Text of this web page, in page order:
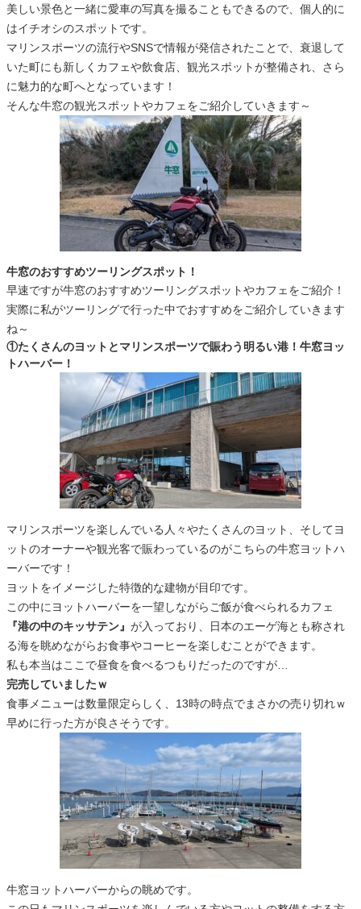
美しい景色と一緒に愛車の写真を撮ることもできるので、個人的に
はイチオシのスポットです。
マリンスポーツの流行やSNSで情報が発信されたことで、衰退して
いた町にも新しくカフェや飲食店、観光スポットが整備され、さら
に魅力的な町へとなっています！
そんな牛窓の観光スポットやカフェをご紹介していきます～
牛窓のおすすめツーリングスポット！
早速ですが牛窓のおすすめツーリングスポットやカフェをご紹介！
実際に私がツーリングで行った中でおすすめをご紹介していきます
ね～
①たくさんのヨットとマリンスポーツで賑わう明るい港！牛窓ヨッ
トハーバー！
マリンスポーツを楽しんでいる人々やたくさんのヨット、そしてヨ
ットのオーナーや観光客で賑わっているのがこちらの牛窓ヨットハ
ーバーです！
ヨットをイメージした特徴的な建物が目印です。
この中にヨットハーバーを一望しながらご飯が食べられるカフェ
『港の中のキッサテン』 が入っており、日本のエーゲ海とも称され
る海を眺めながらお食事やコーヒーを楽しむことができます。
私も本当はここで昼食を食べるつもりだったのですが…
完売していましたｗ
食事メニューは数量限定らしく、13時の時点でまさかの売り切れｗ
早めに行った方が良さそうです。
牛窓ヨットハーバーからの眺めです。